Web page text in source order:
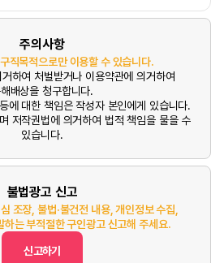
주의사항
직목적으로만 이용할 수 있습니다.
하여 처벌받거나 이용약관에 의거하여
배상을 청구합니다.
에 대한 책임은 작성자 본인에게 있습니다.
저작권법에 의거하여 법적 책임을 물을 수
있습니다.
불법광고 신고
조장, 불법·불건전 내용, 개인정보 수집,
하는 부적절한 구인광고 신고해 주세요.
신고하기